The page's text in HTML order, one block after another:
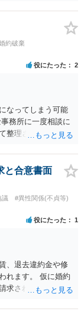
損害が発生したと
可能性も低いので
約破棄
役にたった 2
なってしまう可能
務所に一度相談に
整理されるのがよ
と合意書面
議
#異性関係(不貞等)
役にたった 1
、退去違約金や修
れます。 仮に婚約
求される可能性が
ると良いでしょ